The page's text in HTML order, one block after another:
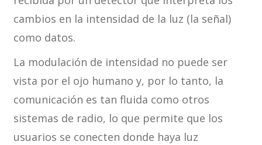
cambios en la intensidad de la luz (la señal)
como datos.
La modulación de intensidad no puede ser
vista por el ojo humano y, por lo tanto, la
comunicación es tan fluida como otros
sistemas de radio, lo que permite que los
usuarios se conecten donde haya luz